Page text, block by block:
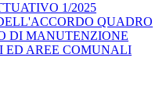
1/2025
QUADRO
DI MANUTENZIONE
ED AREE COMUNALI